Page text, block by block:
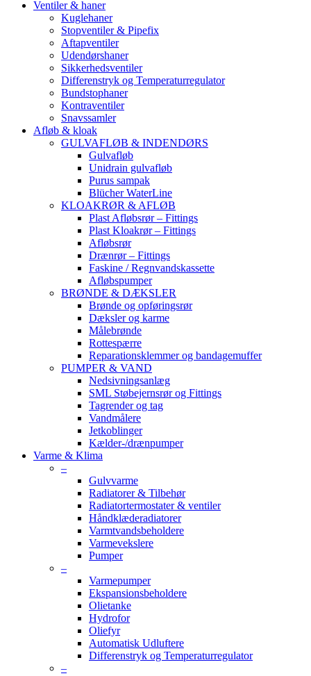
Ventiler & haner
Kuglehaner
Stopventiler & Pipefix
Aftapventiler
Udendørshaner
Sikkerhedsventiler
Differenstryk og Temperaturregulator
Bundstophaner
Kontraventiler
Snavssamler
Afløb & kloak
GULVAFLØB & INDENDØRS
Gulvafløb
Unidrain gulvafløb
Purus sampak
Blücher WaterLine
KLOAKRØR & AFLØB
Plast Afløbsrør – Fittings
Plast Kloakrør – Fittings
Afløbsrør
Drænrør – Fittings
Faskine / Regnvandskassette
Afløbspumper
BRØNDE & DÆKSLER
Brønde og opføringsrør
Dæksler og karme
Målebrønde
Rottespærre
Reparationsklemmer og bandagemuffer
PUMPER & VAND
Nedsivningsanlæg
SML Støbejernsrør og Fittings
Tagrender og tag
Vandmålere
Jetkoblinger
Kælder-/drænpumper
Varme & Klima
–
Gulvvarme
Radiatorer & Tilbehør
Radiatortermostater & ventiler
Håndklæderadiatorer
Varmtvandsbeholdere
Varmevekslere
Pumper
–
Varmepumper
Ekspansionsbeholdere
Olietanke
Hydrofor
Oliefyr
Automatisk Udluftere
Differenstryk og Temperaturregulator
–